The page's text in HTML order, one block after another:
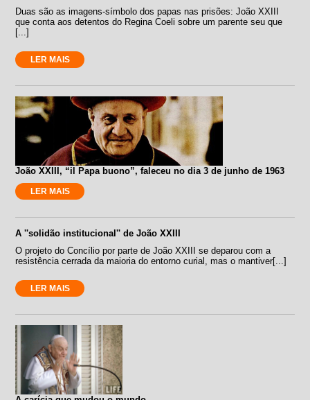
Duas são as imagens-símbolo dos papas nas prisões: João XXIII
que conta aos detentos do Regina Coeli sobre um parente seu que
[...]
LER MAIS
João XXIII, “il Papa buono”, faleceu no dia 3 de junho de 1963
LER MAIS
A ''solidão institucional'' de João XXIII
O projeto do Concílio por parte de João XXIII se deparou com a
resistência cerrada da maioria do entorno curial, mas o mantiver[...]
LER MAIS